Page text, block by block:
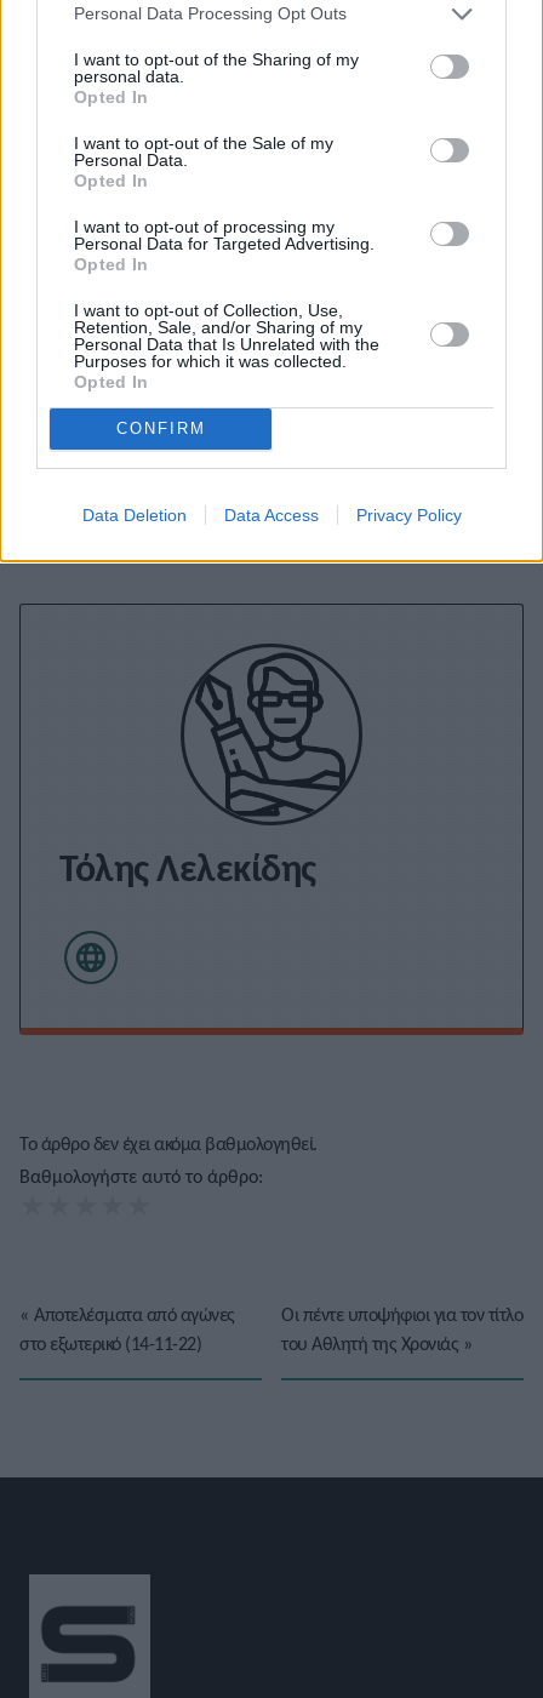
Personal Data Processing Opt Outs
I want to opt-out of the Sharing of my
personal data.
Opted In
I want to opt-out of the Sale of my
Personal Data.
Opted In
I want to opt-out of processing my
Personal Data for Targeted Advertising.
Opted In
I want to opt-out of Collection, Use,
Retention, Sale, and/or Sharing of my
Personal Data that Is Unrelated with the
Purposes for which it was collected.
Opted In
CONFIRM
Data Deletion Data Access Privacy Policy
A- A±
η Καμίλα Ρίτσαρτσον με 33.17 και ο Τουόμας Χέικιλα με
31.03.
Τόλης Λελεκίδης
Το άρθρο δεν έχει ακόμα βαθμολογηθεί.
Βαθμολογήστε αυτό το άρθρο:
« Αποτελέσματα από αγώνες
στο εξωτερικό (14-11-22)
Οι πέντε υποψήφιοι για τον τίτλο
του Αθλητή της Χρονιάς »